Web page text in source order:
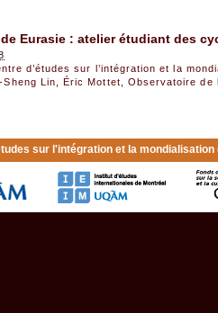
Eurasie : atelier étudiant des
d’études sur l’intégration et la
Sheng Lin ,Éric Mottet
Observatoire de
sur l'intégration et la mondialisation